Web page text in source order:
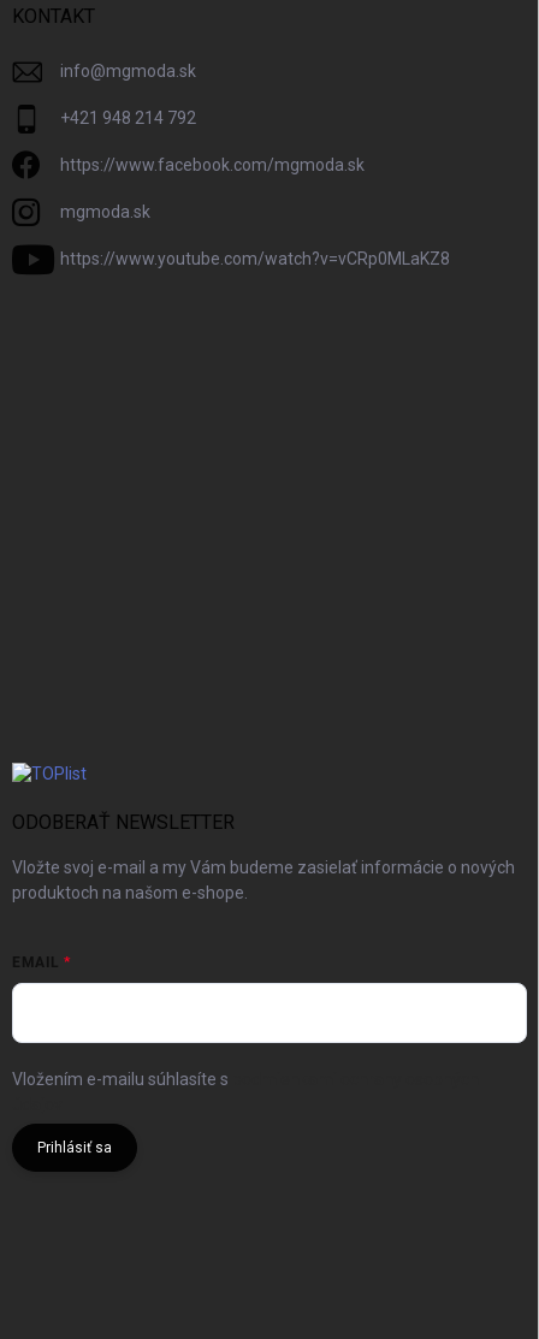
KONTAKT
info@mgmoda.sk
+421 948 214 792
https://www.facebook.com/mgmoda.sk
mgmoda.sk
https://www.youtube.com/watch?v=vCRp0MLaKZ8
ODOBERAŤ NEWSLETTER
Vložte svoj e-mail a my Vám budeme zasielať informácie o nových
produktoch na našom e-shope.
EMAIL
Vložením e-mailu súhlasíte s
Prihlásiť sa